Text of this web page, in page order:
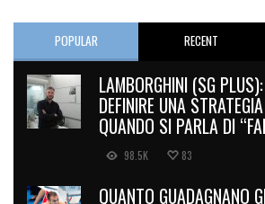
POPULAR RECENT
LAMBORGHINI (SG
DEFINIRE UNA
QUANDO SI PARLA DI
98.5K 83
QUANTO GUADAGNANO